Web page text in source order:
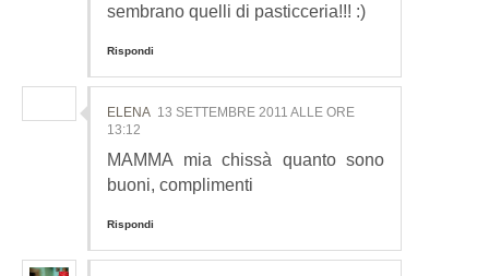
sembrano quelli di pasticceria!!! :)
Rispondi
ELENA 13 SETTEMBRE 2011 ALLE ORE
13:12
MAMMA mia chissà quanto sono
buoni, complimenti
Rispondi